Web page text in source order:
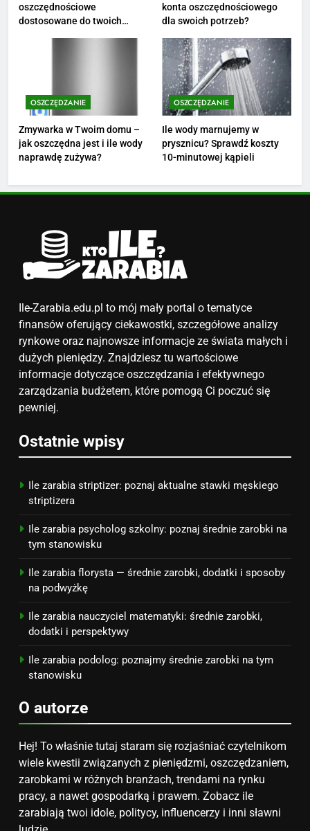
zarobki, dodatki i sposoby na
podwyżkę
ZAROBKI
Ile zarabia nauczyciel
matematyki: średnie zarobki,
dodatki i perspektywy
ZAROBKI
5
średnie zarobki na tym
Akcje charytatywne w szkole:
pomysły i przykłady, które
ZAROBKI
7
Jak przygotować się finansowo
na narodziny dziecka: ile to
kosztuje i jak zaplanować
PORADY
Netflix tagger — czym jest,
PRACA
oszczędnościowe
dostosowane do twoich
konta oszczędnościowego
dla swoich potrzeb?
OSZCZĘDZANIE
Zmywarka w Twoim domu –
jak oszczędna jest i ile wody
naprawdę zużywa?
OSZCZĘDZANIE
Ile wody marnujemy w
prysznicu? Sprawdź koszty
10-minutowej kąpieli
Ile-Zarabia.edu.pl to mój mały portal o tematyce
finansów oferujący ciekawostki, szczegółowe analizy
rynkowe oraz najnowsze informacje ze świata małych i
dużych pieniędzy. Znajdziesz tu wartościowe
informacje dotyczące oszczędzania i efektywnego
zarządzania budżetem, które pomogą Ci poczuć się
pewniej.
Ostatnie wpisy
Ile zarabia striptizer: poznaj aktualne stawki męskiego
striptizera
Ile zarabia psycholog szkolny: poznaj średnie zarobki na
tym stanowisku
Ile zarabia florysta — średnie zarobki, dodatki i sposoby
na podwyżkę
Ile zarabia nauczyciel matematyki: średnie zarobki,
dodatki i perspektywy
Ile zarabia podolog: poznajmy średnie zarobki na tym
stanowisku
O autorze
Hej! To właśnie tutaj staram się rozjaśniać czytelnikom
wiele kwestii związanych z pieniędzmi, oszczędzaniem,
zarobkami w różnych branżach, trendami na rynku
pracy, a nawet gospodarką i prawem. Zobacz ile
zarabiają twoi idole, politycy, influencerzy i inni sławni